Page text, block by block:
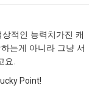
적인 능력치가진 캐
는게 아니라 그냥 서
.
Point!